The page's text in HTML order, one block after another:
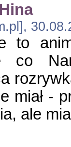
to
co
miał -
ale